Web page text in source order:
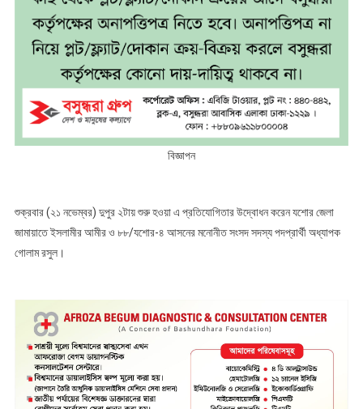
বিজ্ঞাপন
শুক্রবার (২১ নভেম্বর) দুপুর ২টায় শুরু হওয়া এ প্রতিযোগিতার উদ্বোধন করেন যশোর জেলা
জামায়াতে ইসলামীর আমীর ও ৮৮/যশোর-৪ আসনের মনোনীত সংসদ সদস্য পদপ্রার্থী অধ্যাপক
গোলাম রসুল।